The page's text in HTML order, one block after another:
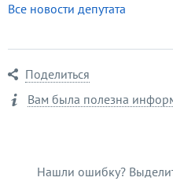
Все новости депутата
Поделиться
Вам была полезна
Нашли ошибку?